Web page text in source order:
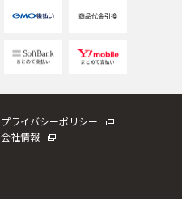
日焼け
プライバシーポリシー
会社情報